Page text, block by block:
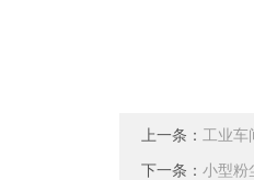
上一条： 工业
下一条： 小型粉